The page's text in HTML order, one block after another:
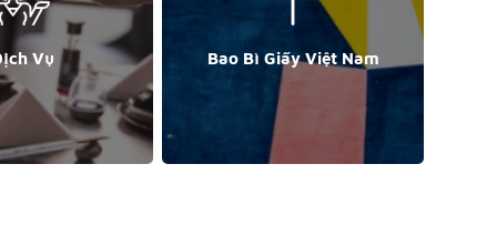
Vụ Bao Bì Giấy Việt Nam